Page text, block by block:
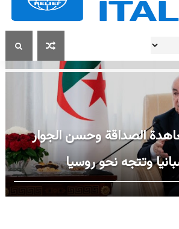
الصداقة وحسن الجوار
وتتجه نحو روسيا